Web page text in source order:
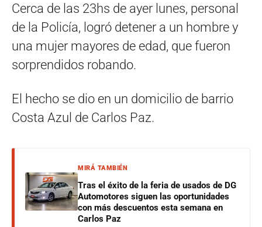
Cerca de las 23hs de ayer lunes, personal
de la Policía, logró detener a un hombre y
una mujer mayores de edad, que fueron
sorprendidos robando.
El hecho se dio en un domicilio de barrio
Costa Azul de Carlos Paz.
MIRÁ TAMBIÉN
Tras el éxito de la feria de usados de DG
Automotores siguen las oportunidades
con más descuentos esta semana en
Carlos Paz